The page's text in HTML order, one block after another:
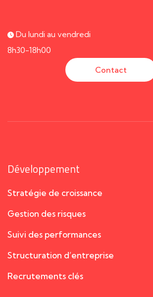
Du lundi au vendredi
8h30-18h00
Contact
Développement
Stratégie de croissance
Gestion des risques
Suivi des performances
Structuration d’entreprise
Recrutements clés